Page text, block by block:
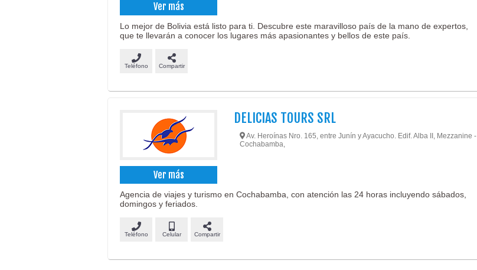
Ver más
Lo mejor de Bolivia está listo para ti. Descubre este maravilloso país de la mano de expertos,
que te llevarán a conocer los lugares más apasionantes y bellos de este país.
Teléfono Compartir
Ver más
DELICIAS TOURS SRL
Av. Heroínas Nro. 165, entre Junín y Ayacucho. Edif. Alba II, Mezzanine -
Cochabamba,
Agencia de viajes y turismo en Cochabamba, con atención las 24 horas incluyendo sábados,
domingos y feriados.
Teléfono Celular Compartir